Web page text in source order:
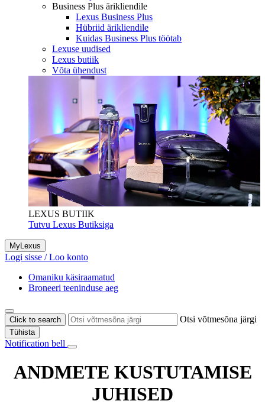
Business Plus ärikliendile
Lexus Business Plus
Hübriid ärikliendile
Kuidas Business Plus töötab
Lexuse uudised
Lexus butiik
Võta ühendust
LEXUS BUTIIK
Tutvu Lexus Butiksiga
MyLexus
Logi sisse / Loo konto
Omaniku käsiraamatud
Broneeri teeninduse aeg
Click to search Otsi võtmesõna järgi
Tühista
Notification bell
ANDMETE KUSTUTAMISE
JUHISED